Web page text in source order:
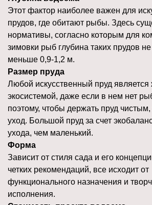
Этот фактор наиболее важен для
прудов, где обитают рыбы. Здесь
нормативы, согласно которым для
зимовки рыб глубина таких прудов
меньше 0,9-1,2 м.
Размер пруда
Любой искусственный пруд является
экосистемой, даже если в нем нет
поэтому, чтобы держать пруд чистым,
уход. Большой пруд за счет
ухода, чем маленький.
Форма
Зависит от стиля сада и его
четких рекомендаций, все исходит от
функционального назначения и
исполнения.